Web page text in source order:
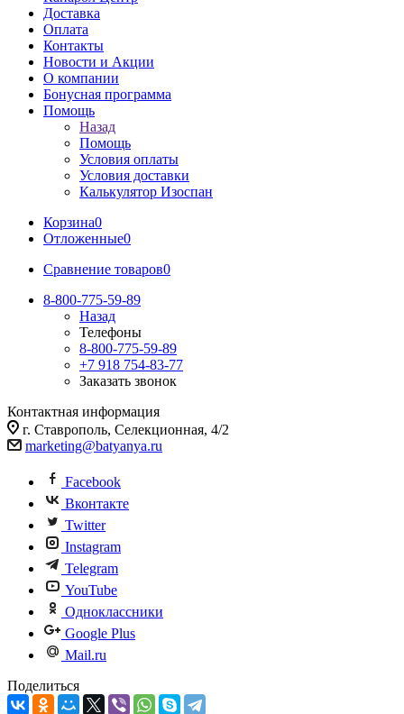
Доставка
Оплата
Контакты
Новости и Акции
О компании
Бонусная программа
Помощь
Назад
Помощь
Условия оплаты
Условия доставки
Калькулятор Изоспан
Корзина0
Отложенные0
Сравнение товаров0
8-800-775-59-89
Назад
Телефоны
8-800-775-59-89
+7 918 754-83-77
Заказать звонок
Контактная информация
г. Ставрополь, Селекционная, 4/2
marketing@batyanya.ru
Facebook
Вконтакте
Twitter
Instagram
Telegram
YouTube
Одноклассники
Google Plus
Mail.ru
Поделиться